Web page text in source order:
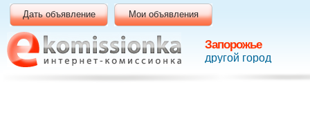
Запорожье
другой город
Дать объявление Мои объявления